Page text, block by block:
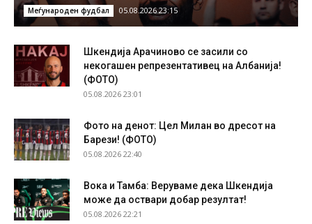
Меѓународен фудбал 05.08.2026 23:15
Шкендија Арачиново се засили со
некогашен репрезентативец на Албанија!
(ФОТО)
05.08.2026 23:01
Фото на денот: Цел Милан во дресот на
Барези! (ФОТО)
05.08.2026 22:40
Вока и Тамба: Веруваме дека Шкендија
може да оствари добар резултат!
05.08.2026 22:21